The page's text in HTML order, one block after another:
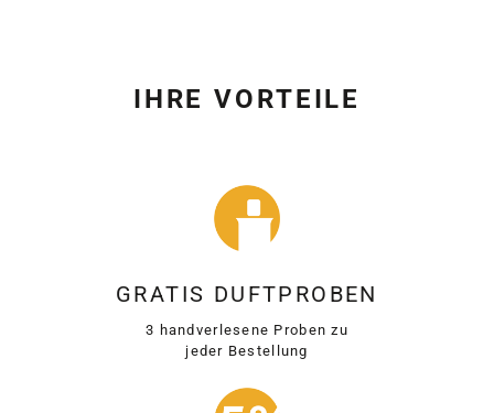
IHRE VORTEILE
GRATIS DUFTPROBEN
3 handverlesene Proben zu
jeder Bestellung